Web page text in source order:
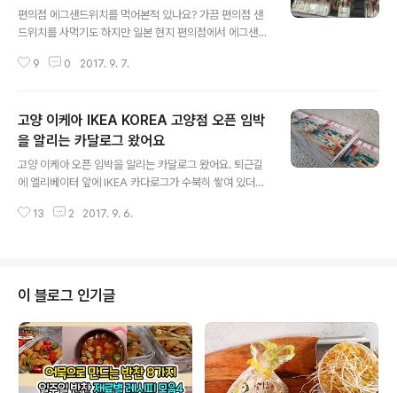
편의점 에그샌드위치를 먹어본적 있나요? 가끔 편의점 샌
드위치를 사먹기도 하지만 일본 현지 편의점에서 에그샌드
왜? 우리나라 편의점과 일본편의점 에그샌드위치 (타마고
드위치를 사들고 돌아다니다 먹지못하고 집까지 들고 왔었
다. 어떨결에 맛보게 된 남편과 아들의 반응 역시 편의점 샌
드위치라고 믿기에 어렵다는 반응 이었다. (오사카 훼미리
마트 편의점 에그샌드위치 184엔) 봄 다시 오사카 갔다 로
손과 세븐일레븐 훼미리마트 편의점 들러 3일을 매일매일
사먹었다. 아침에 일어나 호텔앞 편의점에를 가면 출근전
9 0 2017. 9. 7.
고양 이케아 IKEA KOREA 고양점 오픈 임박
을 알리는 카달로그 왔어요
고양 이케아 오픈 임박을 알리는 카달로그 왔어요. 퇴근길
에 엘리베이터 앞에 IKEA 카다로그가 수북히 쌓여 있더라
달고 있는거 봤는데 이케아 고양점 오픈 한거야? "하고 봤
IKEA ) 카다로그에 표기된 모든 가격은 내년 2018년 7월
31일까지 유효한 가격이라고 안내 되어 있어요. 일단 일년
동안은 금액 변동이 없다는거죠! 정말 예쁘고 저렴한 제품
들이 카다로그 안에 가득가득 있어요. 세상궁금한 뇨자는
벌써 사야할것 체크 해놨어요. 꼭 필요한것만 구입할거랍
니다.스타필드고양..
13 2 2017. 9. 6.
이 블로그 인기글